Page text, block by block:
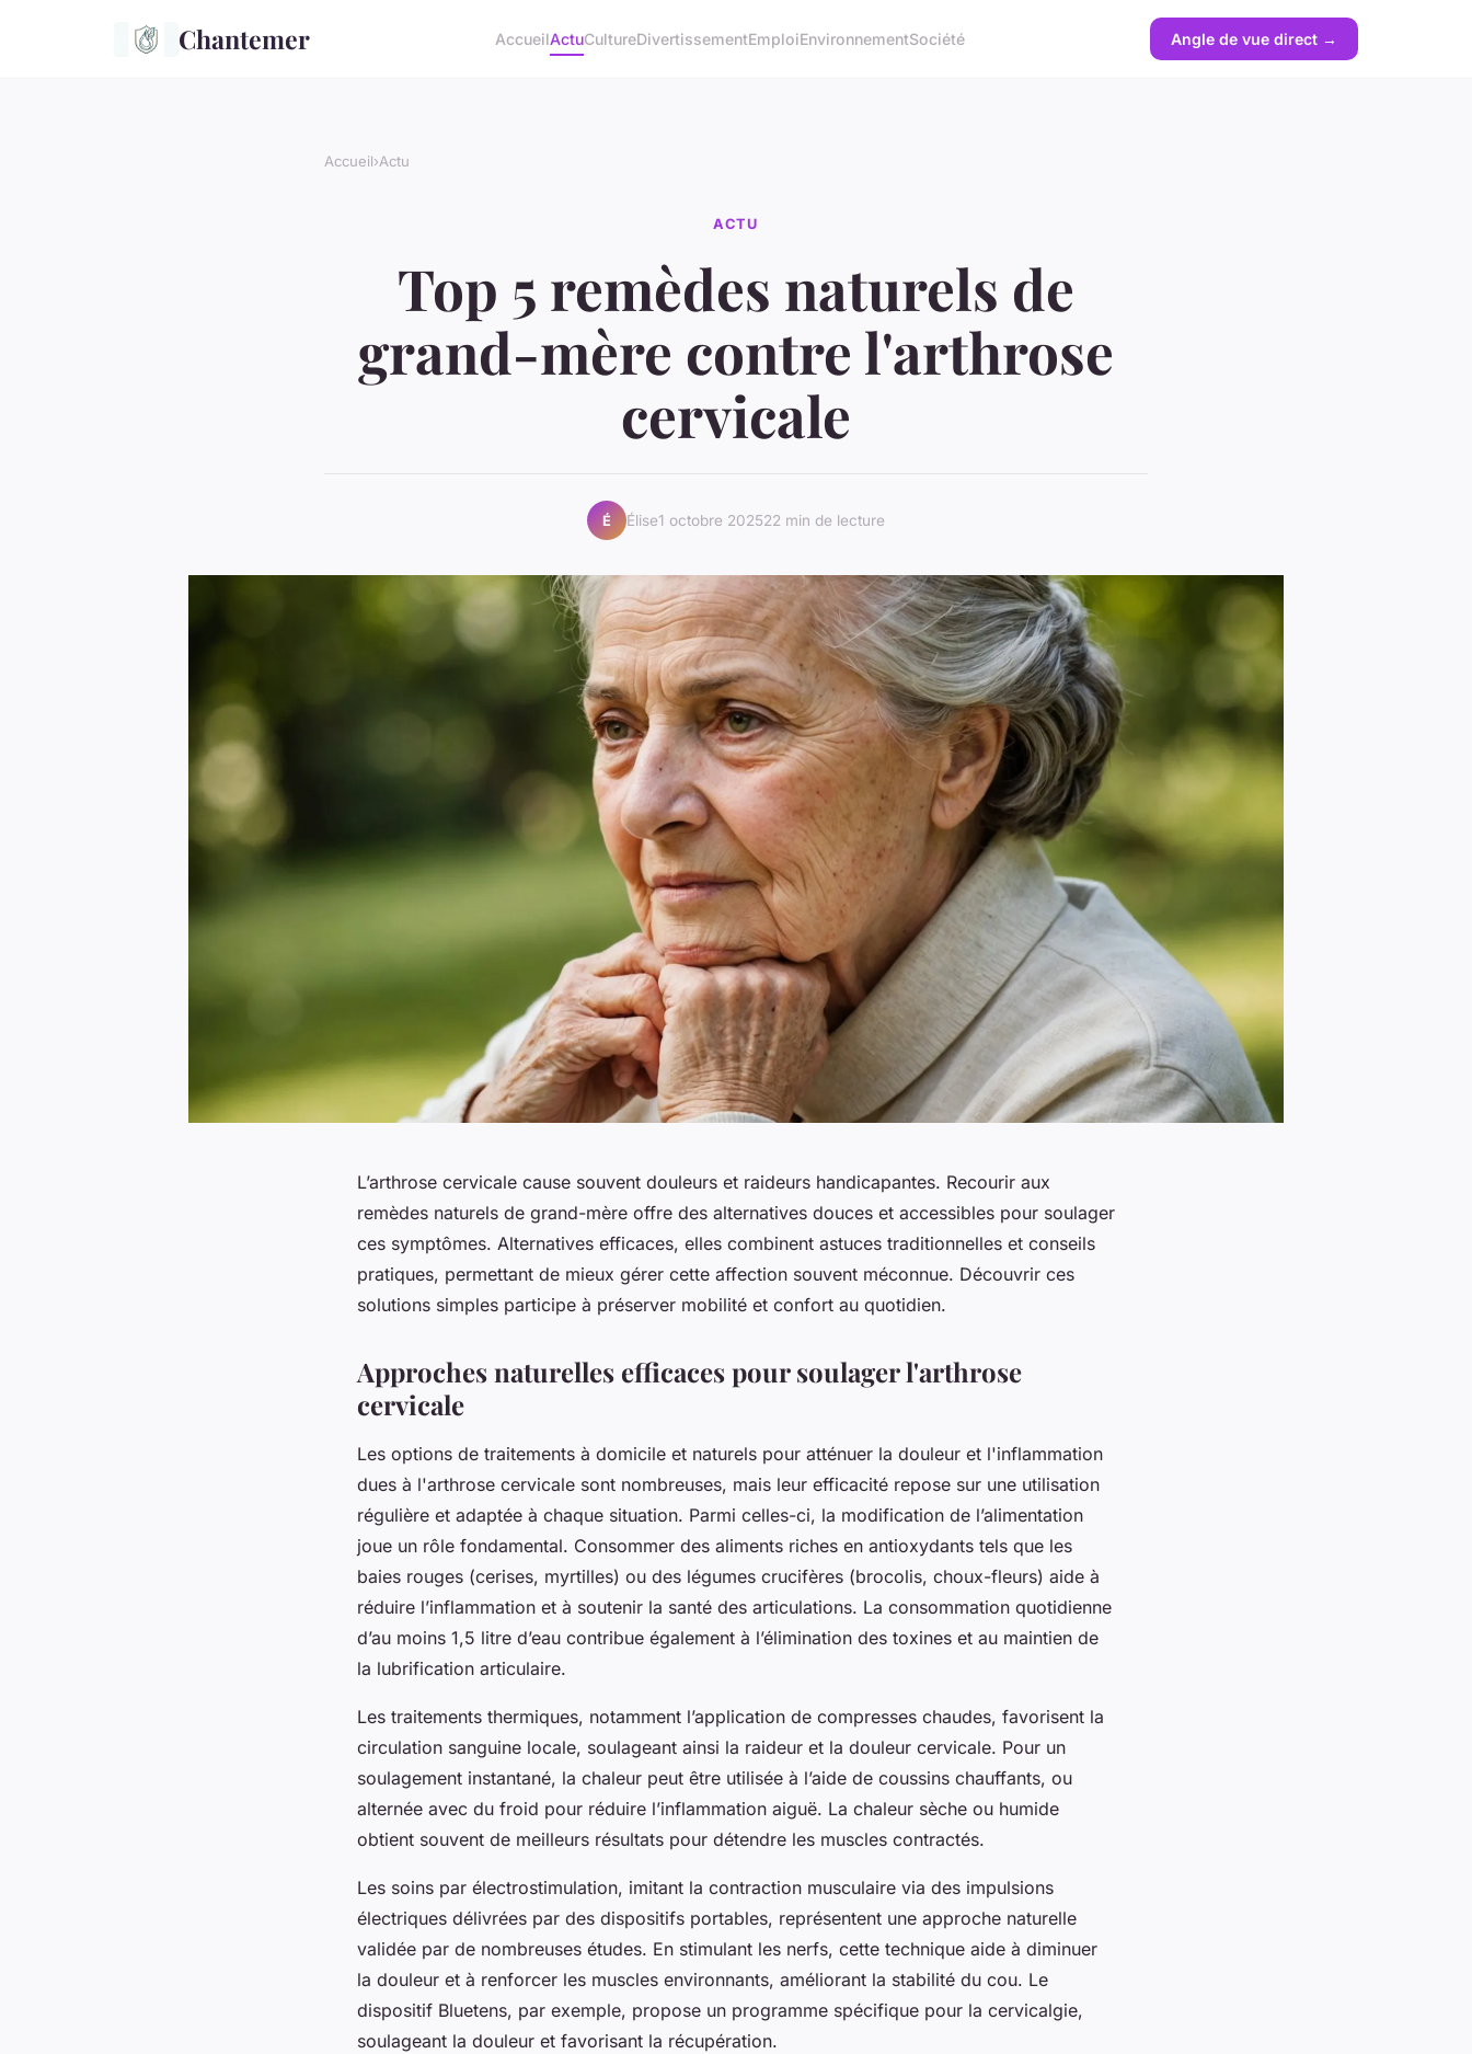
Chantemer AccueilActuCultureDivertissementEmploiEnvironnementSociété Angle de vue direct →
Accueil›Actu
ACTU
Top 5 remèdes naturels de
grand-mère contre l'arthrose
cervicale
É Élise1 octobre 202522 min de lecture
L’arthrose cervicale cause souvent douleurs et raideurs handicapantes. Recourir aux
remèdes naturels de grand-mère offre des alternatives douces et accessibles pour soulager
ces symptômes. Alternatives efficaces, elles combinent astuces traditionnelles et conseils
pratiques, permettant de mieux gérer cette affection souvent méconnue. Découvrir ces
solutions simples participe à préserver mobilité et confort au quotidien.
Approches naturelles efficaces pour soulager l'arthrose
cervicale
Les options de traitements à domicile et naturels pour atténuer la douleur et l'inflammation
dues à l'arthrose cervicale sont nombreuses, mais leur efficacité repose sur une utilisation
régulière et adaptée à chaque situation. Parmi celles-ci, la modification de l’alimentation
joue un rôle fondamental. Consommer des aliments riches en antioxydants tels que les
baies rouges (cerises, myrtilles) ou des légumes crucifères (brocolis, choux-fleurs) aide à
réduire l’inflammation et à soutenir la santé des articulations. La consommation quotidienne
d’au moins 1,5 litre d’eau contribue également à l’élimination des toxines et au maintien de
la lubrification articulaire.
Les traitements thermiques, notamment l’application de compresses chaudes, favorisent la
circulation sanguine locale, soulageant ainsi la raideur et la douleur cervicale. Pour un
soulagement instantané, la chaleur peut être utilisée à l’aide de coussins chauffants, ou
alternée avec du froid pour réduire l’inflammation aiguë. La chaleur sèche ou humide
obtient souvent de meilleurs résultats pour détendre les muscles contractés.
Les soins par électrostimulation, imitant la contraction musculaire via des impulsions
électriques délivrées par des dispositifs portables, représentent une approche naturelle
validée par de nombreuses études. En stimulant les nerfs, cette technique aide à diminuer
la douleur et à renforcer les muscles environnants, améliorant la stabilité du cou. Le
dispositif Bluetens, par exemple, propose un programme spécifique pour la cervicalgie,
soulageant la douleur et favorisant la récupération.